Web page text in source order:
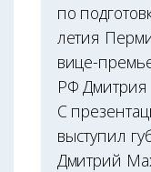
по
летия
вице-
РФ
С
выступил
Дмитрий